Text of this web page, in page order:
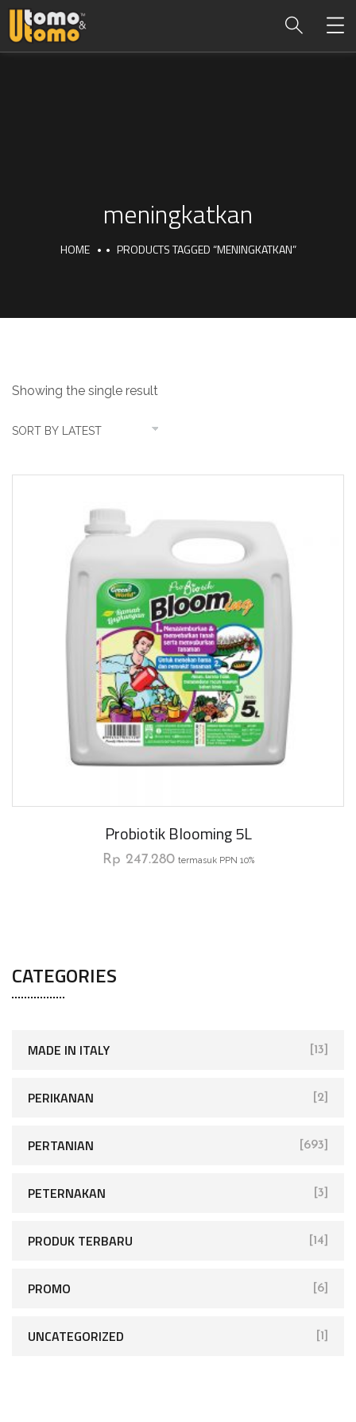
meningkatkan
HOME PRODUCTS TAGGED “MENINGKATKAN”
Showing the single result
Probiotik Blooming 5L
Rp 247.280 termasuk PPN 10%
CATEGORIES
MADE IN ITALY [13]
PERIKANAN [2]
PERTANIAN [693]
PETERNAKAN [3]
PRODUK TERBARU [14]
PROMO [6]
UNCATEGORIZED [1]